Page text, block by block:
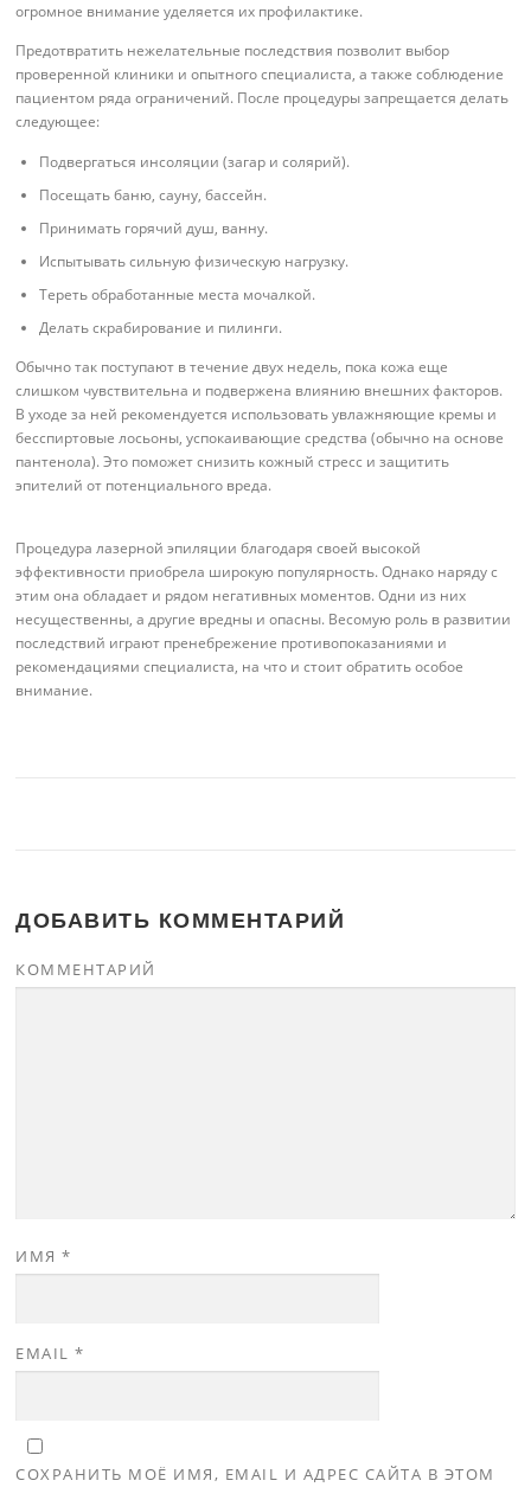
огромное внимание уделяется их профилактике.
Предотвратить нежелательные последствия позволит выбор
проверенной клиники и опытного специалиста, а также соблюдение
пациентом ряда ограничений. После процедуры запрещается делать
следующее:
Подвергаться инсоляции (загар и солярий).
Посещать баню, сауну, бассейн.
Принимать горячий душ, ванну.
Испытывать сильную физическую нагрузку.
Тереть обработанные места мочалкой.
Делать скрабирование и пилинги.
Обычно так поступают в течение двух недель, пока кожа еще
слишком чувствительна и подвержена влиянию внешних факторов.
В уходе за ней рекомендуется использовать увлажняющие кремы и
бесспиртовые лосьоны, успокаивающие средства (обычно на основе
пантенола). Это поможет снизить кожный стресс и защитить
эпителий от потенциального вреда.
Процедура лазерной эпиляции благодаря своей высокой
эффективности приобрела широкую популярность. Однако наряду с
этим она обладает и рядом негативных моментов. Одни из них
несущественны, а другие вредны и опасны. Весомую роль в развитии
последствий играют пренебрежение противопоказаниями и
рекомендациями специалиста, на что и стоит обратить особое
внимание.
ДОБАВИТЬ КОММЕНТАРИЙ
КОММЕНТАРИЙ
ИМЯ*
EMAIL*
СОХРАНИТЬ МОЁ ИМЯ, EMAIL И АДРЕС САЙТА В ЭТОМ